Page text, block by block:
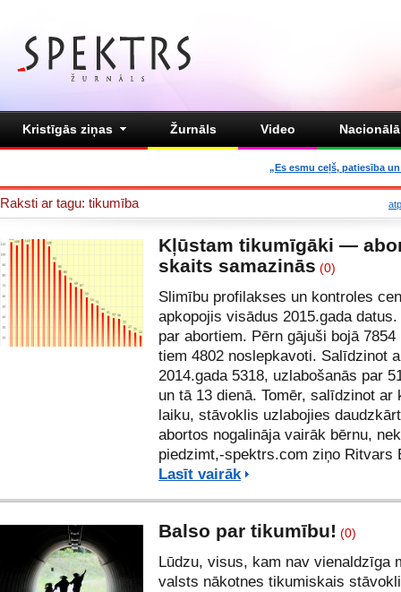
Kristīgās ziņas Žurnāls Video
„Es esmu ceļš, patiesība
Raksti ar tagu: tikumība
Kļūstam tikumīgāki —
skaits samazinās (0)
Slimību profilakses un kontroles
apkopojis visādus 2015.gada
par abortiem. Pērn gājuši bojā 7854
tiem 4802 noslepkavoti. Salīdzinot
2014.gada 5318, uzlabošanās par
un tā 13 dienā. Tomēr, salīdzinot ar
laiku, stāvoklis uzlabojies
abortos nogalināja vairāk bērnu,
piedzimt,-spektrs.com ziņo Ritvars
Lasīt vairāk
Balso par tikumību! (0)
Lūdzu, visus, kam nav vienaldzīga
valsts nākotnes tikumiskais